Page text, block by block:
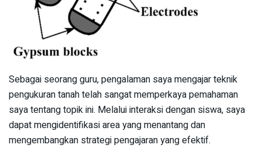
Sebagai seorang guru, pengalaman saya mengajar teknik
pengukuran tanah telah sangat memperkaya pemahaman
saya tentang topik ini. Melalui interaksi dengan siswa, saya
dapat mengidentifikasi area yang menantang dan
mengembangkan strategi pengajaran yang efektif.